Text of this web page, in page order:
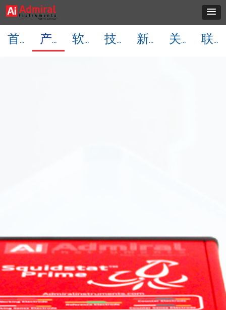
首页 产品中心 软件下载 技术资料 新闻动态 关于我们 联系我们